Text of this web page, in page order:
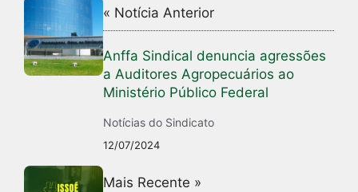
« Notícia Anterior
Anffa Sindical denuncia agressões
a Auditores Agropecuários ao
Ministério Público Federal
Notícias do Sindicato
12/07/2024
Mais Recente »